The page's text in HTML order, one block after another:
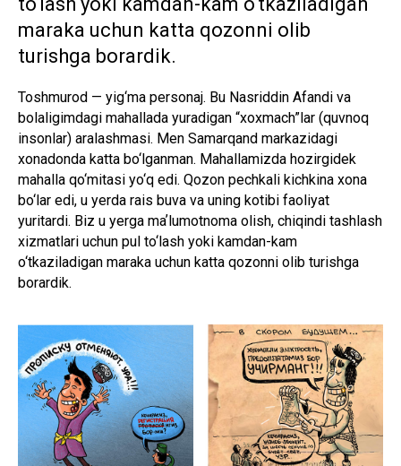
maraka uchun katta qozonni olib
turishga borardik.
Toshmurod — yig‘ma personaj. Bu Nasriddin Afandi va
bolaligimdagi mahallada yuradigan “xoxmach”lar (quvnoq
insonlar) aralashmasi. Men Samarqand markazidagi
xonadonda katta bo‘lganman. Mahallamizda hozirgidek
mahalla qo‘mitasi yo‘q edi. Qozon pechkali kichkina xona
bo‘lar edi, u yerda rais buva va uning kotibi faoliyat
yuritardi. Biz u yerga maʼlumotnoma olish, chiqindi tashlash
xizmatlari uchun pul to‘lash yoki kamdan-kam
o‘tkaziladigan maraka uchun katta qozonni olib turishga
borardik.